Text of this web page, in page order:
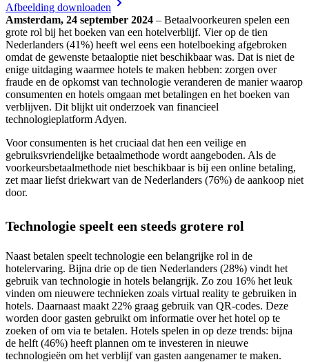
Afbeelding downloaden
Amsterdam, 24 september 2024 – Betaalvoorkeuren spelen een
grote rol bij het boeken van een hotelverblijf. Vier op de tien
Nederlanders (41%) heeft wel eens een hotelboeking afgebroken
omdat de gewenste betaaloptie niet beschikbaar was. Dat is niet de
enige uitdaging waarmee hotels te maken hebben: zorgen over
fraude en de opkomst van technologie veranderen de manier waarop
consumenten en hotels omgaan met betalingen en het boeken van
verblijven. Dit blijkt uit onderzoek van financieel
technologieplatform Adyen.
Voor consumenten is het cruciaal dat hen een veilige en
gebruiksvriendelijke betaalmethode wordt aangeboden. Als de
voorkeursbetaalmethode niet beschikbaar is bij een online betaling,
zet maar liefst driekwart van de Nederlanders (76%) de aankoop niet
door.
Technologie speelt een steeds grotere rol
Naast betalen speelt technologie een belangrijke rol in de
hotelervaring. Bijna drie op de tien Nederlanders (28%) vindt het
gebruik van technologie in hotels belangrijk. Zo zou 16% het leuk
vinden om nieuwere technieken zoals virtual reality te gebruiken in
hotels. Daarnaast maakt 22% graag gebruik van QR-codes. Deze
worden door gasten gebruikt om informatie over het hotel op te
zoeken of om via te betalen. Hotels spelen in op deze trends: bijna
de helft (46%) heeft plannen om te investeren in nieuwe
technologieën om het verblijf van gasten aangenamer te maken.